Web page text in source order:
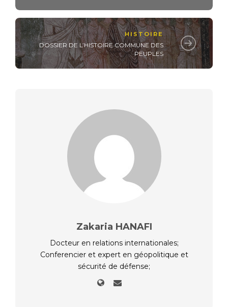
HISTOIRE
DOSSIER DE L’HISTOIRE COMMUNE DES
PEUPLES
Zakaria HANAFI
Docteur en relations internationales;
Conferencier et expert en géopolitique et
sécurité de défense;